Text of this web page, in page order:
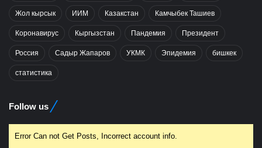
Жол кырсык ИИМ Казакстан Камчыбек Ташиев
Коронавирус Кыргызстан Пандемия Президент
Россия Садыр Жапаров УКМК Эпидемия бишкек
статистика
Follow us
Error Can not Get Posts, Incorrect account info.